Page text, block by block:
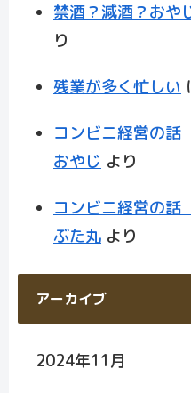
禁酒？減酒？おや
り
残業が多く忙しい
コンビニ経営の
おやじ より
コンビニ経営の
ぶた丸 より
アーカイブ
2024年11月